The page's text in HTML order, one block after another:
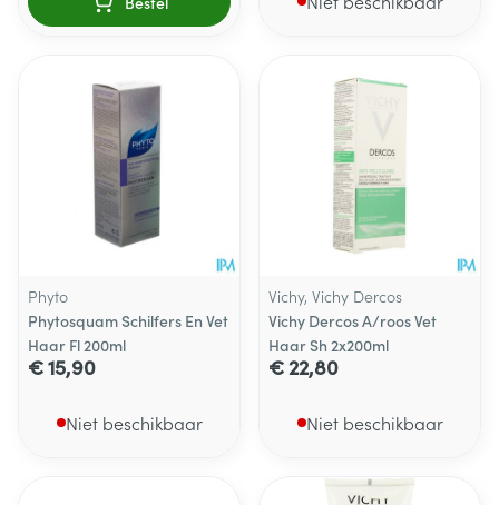
Phyto
Phytosquam Schilfers En Vet
Haar Fl 200ml
€ 15,90
Niet beschikbaar
Vichy, Vichy Dercos
Vichy Dercos A/roos Vet
Haar Sh 2x200ml
€ 22,80
Niet beschikbaar